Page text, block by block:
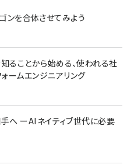
ンを合体させてみよう
知ることから始める、使われる社
ームエンジニアリング
へ ーAIネイティブ世代に必要